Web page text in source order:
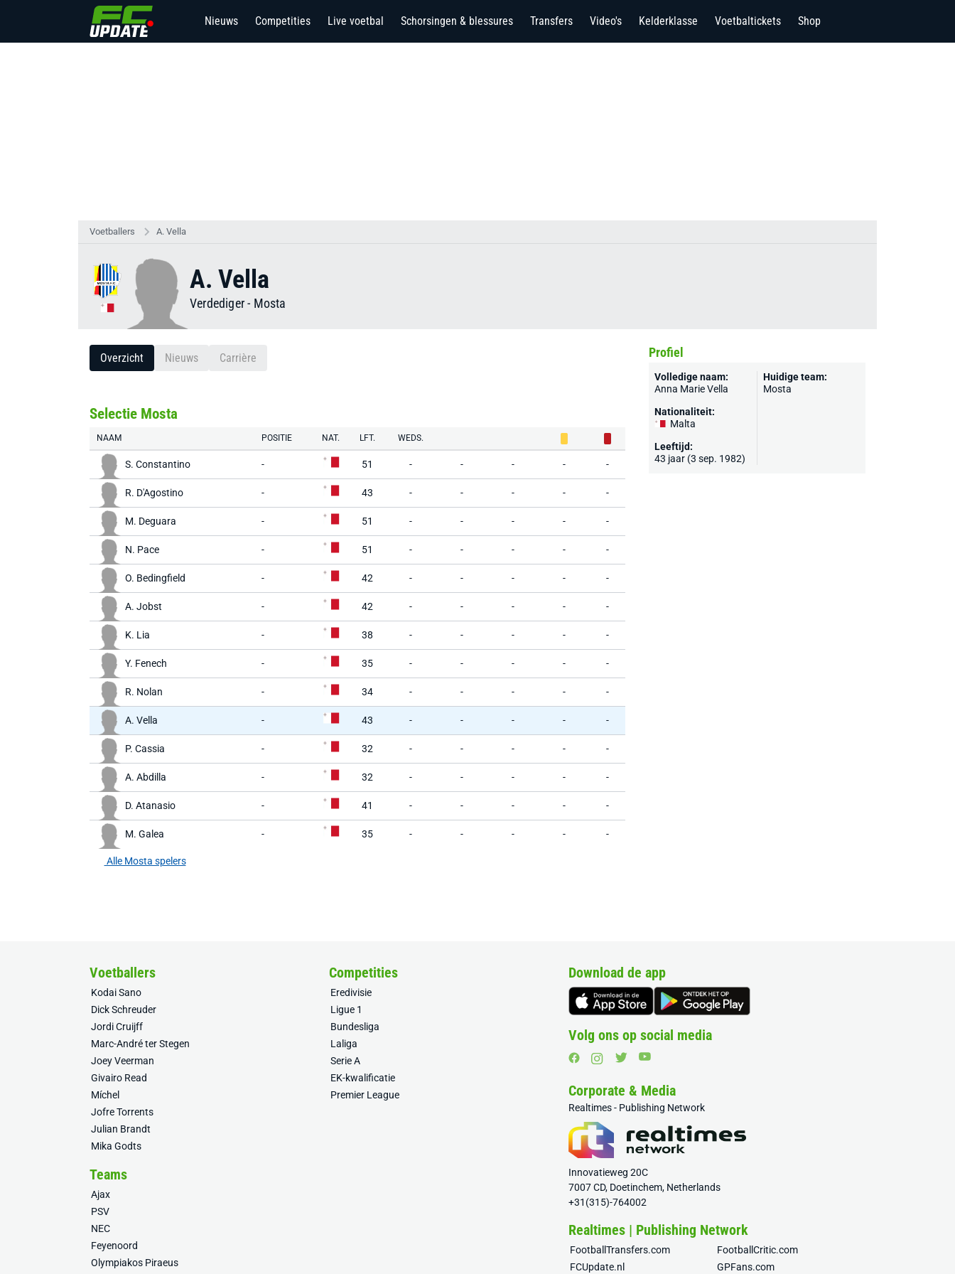
Nieuws Competities Live voetbal Schorsingen & blessures Transfers Video's Kelderklasse Voetbaltickets Shop
Voetballers A. Vella
A. Vella
Verdediger- Mosta
Overzicht Nieuws Carrière
Selectie Mosta
NAAM POSITIE NAT. LFT. WEDS.
S. Constantino - 51 - - - - -
R. D'Agostino - 43 - - - - -
M. Deguara - 51 - - - - -
N. Pace - 51 - - - - -
O. Bedingfield - 42 - - - - -
A. Jobst - 42 - - - - -
K. Lia - 38 - - - - -
Y. Fenech - 35 - - - - -
R. Nolan - 34 - - - - -
A. Vella - 43 - - - - -
P. Cassia - 32 - - - - -
A. Abdilla - 32 - - - - -
D. Atanasio - 41 - - - - -
M. Galea - 35 - - - - -
Alle Mosta spelers
Profiel
Volledige naam:
Anna Marie Vella
Nationaliteit:
Malta
Leeftijd:
43 jaar (3 sep. 1982)
Huidige team:
Mosta
Voetballers
Kodai Sano
Dick Schreuder
Jordi Cruijff
Marc-André ter Stegen
Joey Veerman
Givairo Read
Míchel
Jofre Torrents
Julian Brandt
Mika Godts
Competities
Eredivisie
Ligue 1
Bundesliga
Laliga
Serie A
EK-kwalificatie
Premier League
Teams
Ajax
PSV
NEC
Feyenoord
Olympiakos Piraeus
Download de app
Volg ons op social media
Corporate & Media
Realtimes - Publishing Network
Innovatieweg 20C
7007 CD, Doetinchem, Netherlands
+31(315)-764002
Realtimes | Publishing Network
FootballTransfers.com
FootballCritic.com
FCUpdate.nl
GPFans.com